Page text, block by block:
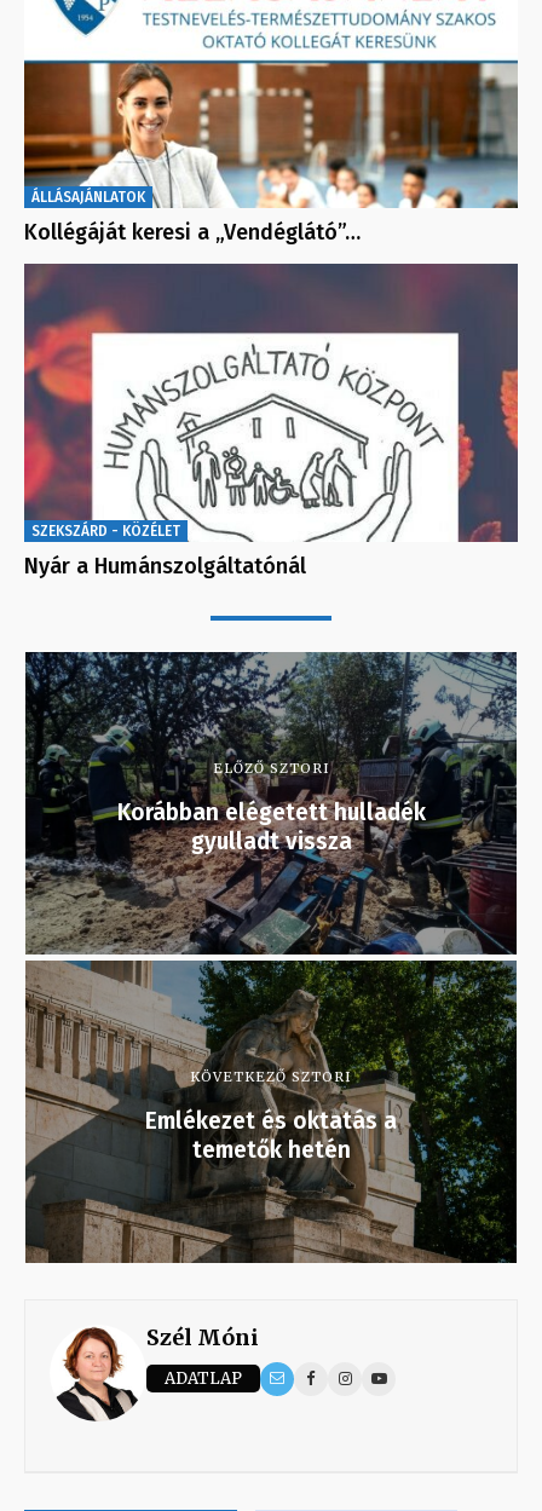
ÁLLÁSAJÁNLATOK
Kollégáját keresi a „Vendéglátó”…
SZEKSZÁRD - KÖZÉLET
Nyár a Humánszolgáltatónál
ELŐZŐ SZTORI
Korábban elégetett hulladék
gyulladt vissza
KÖVETKEZŐ SZTORI
Emlékezet és oktatás a
temetők hetén
Szél Móni
ADATLAP